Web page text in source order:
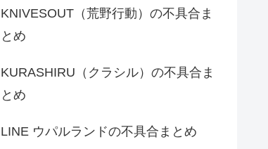
KNIVESOUT（荒野行動）の不具合ま
とめ
KURASHIRU（クラシル）の不具合ま
とめ
LINE ウパルランドの不具合まとめ